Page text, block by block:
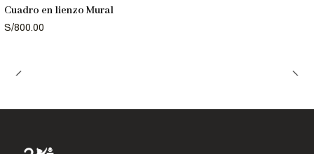
Cuadro en lienzo Mural
S/800.00